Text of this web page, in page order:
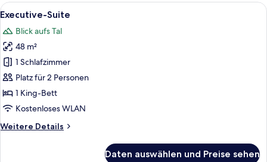
Alle
Fotos
für
Executive-
Suite
anzeigen
Ein geräumiges Badezimmer mit
2
Executive-Suite
Blick aufs Tal
48 m²
1 Schlafzimmer
Platz für 2 Personen
1 King-Bett
Kostenloses WLAN
Weitere Details
Weitere
Daten auswählen und Preise sehen